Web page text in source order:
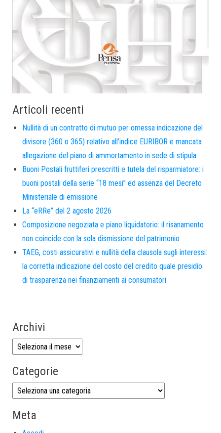
Articoli recenti
Nullità di un contratto di mutuo per omessa indicazione del
divisore (360 o 365) relativo all’indice EURIBOR e mancata
allegazione del piano di ammortamento in sede di stipula
Buoni Postali fruttiferi prescritti e tutela del risparmiatore: i
buoni postali della serie “18 mesi” ed assenza del Decreto
Ministeriale di emissione
La “eRRe” del 2 agosto 2026
Composizione negoziata e piano liquidatorio: il risanamento
non coincide con la sola dismissione del patrimonio
TAEG, costi assicurativi e nullità della clausola sugli interessi:
la corretta indicazione del costo del credito quale presidio
di trasparenza nei finanziamenti ai consumatori
Archivi
Categorie
Meta